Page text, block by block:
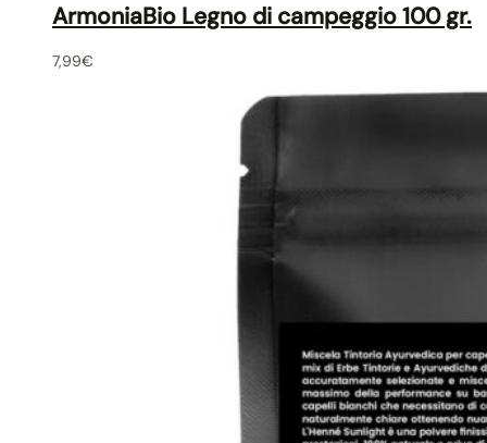
ArmoniaBio Legno di campeggio 100 gr.
7,99€